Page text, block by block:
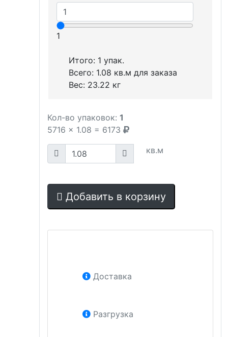
1
Итого: 1 упак.
Всего: 1.08 кв.м для заказа
Вес: 23.22 кг
Кол-во упаковок: 1
5716 x 1.08 = 6173
кв.м
Добавить в корзину
Доставка
Разгрузка